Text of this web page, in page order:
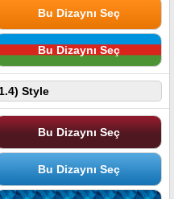
Bu Dizaynı Seç
Bu Dizaynı Seç
Style
Bu Dizaynı Seç
Bu Dizaynı Seç